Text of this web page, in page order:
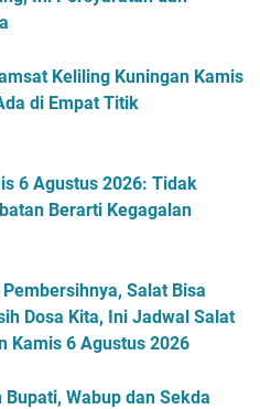
Keliling Kuningan Kamis
di Empat Titik
6 Agustus 2026: Tidak
Berarti Kegagalan
Salat Bisa
Dosa Kita, Ini Jadwal Salat
Kamis 6 Agustus 2026
Wabup dan Sekda